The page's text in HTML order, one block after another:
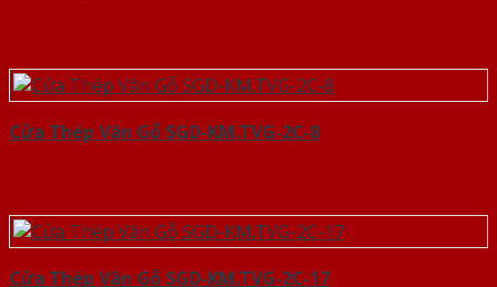
Cửa Thép Vân Gỗ SGD-KM.TVG-2C-8
Cửa Thép Vân Gỗ SGD-KM.TVG-2C-17